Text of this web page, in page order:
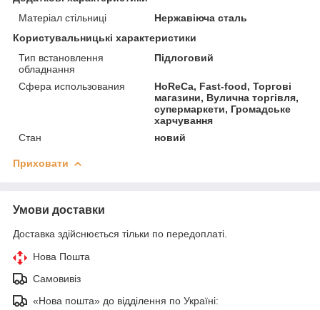
Матеріал стільниці
Нержавіюча сталь
Користувальницькі характеристики
Тип встановлення
обладнання
Підлоговий
Сфера использования
HoReCa, Fast-food, Торгові
магазини, Вулична торгівля,
супермаркети, Громадське
харчування
Стан
новий
Приховати
Умови доставки
Доставка здійснюється тільки по передоплаті.
Нова Пошта
Самовивіз
«Нова пошта» до відділення по Україні: